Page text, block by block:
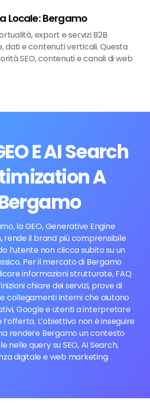
Locale: Bergamo
export e servizi B2B
dati e contenuti verticali. Questa
SEO, contenuti e canali di web
E AI Search
A
la GEO, Generative Engine
rende il brand più comprensibile
l’utente non clicca subito su un
Per il mercato di Bergamo
informazioni strutturate, FAQ
chiare dei servizi, prove di
collegamenti interni che aiutano
Google e utenti a interpretare
L’obiettivo non è inseguire
rendere Bergamo un contesto
nelle query su SEO, AI Search,
digitale e web marketing.